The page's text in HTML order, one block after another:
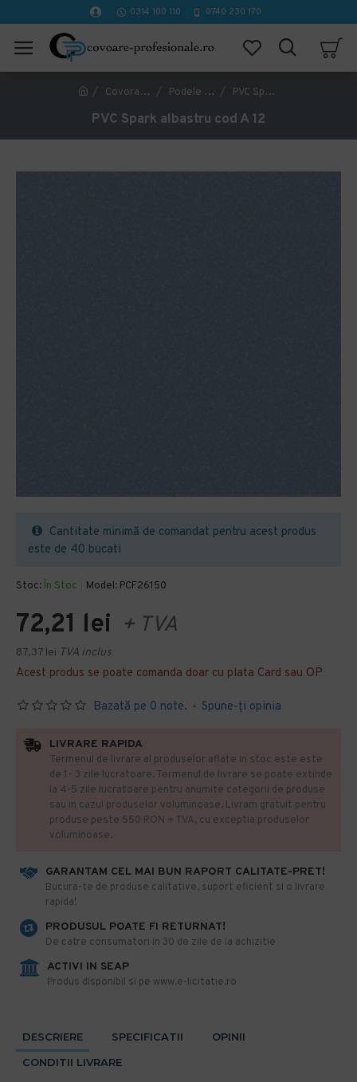
0314 100 110 0740 230 170
Covorase Profesionale Podele PVC, LVT, Linoleum PVC Spark albastru cod A 12
PVC Spark albastru cod A 12
Stoc: În Stoc Model: PCF26150
Bazată pe 0 note. - Spune-ţi opinia
72,21 lei + TVA
87,37 lei TVA inclus
Acest produs se poate comanda doar cu plata Card sau OP
Cantitate minimă de comandat pentru acest produs
este de 40 bucati
GARANTAM CEL MAI BUN RAPORT CALITATE-PRET!
​Bucura-te de produse calitative, suport eficient si o livrare
rapida!
PRODUSUL POATE FI RETURNAT!
De catre consumatori in 30 de zile de la achizitie
ACTIVI IN SEAP
Produs disponibil si pe www.e-licitatie.ro
LIVRARE RAPIDA
Termenul de livrare al produselor aflate in stoc este este
de 1- 3 zile lucratoare. Termenul de livrare se poate extinde
la 4-5 zile lucratoare pentru anumite categorii de produse
sau in cazul produselor voluminoase. Livram gratuit pentru
produse peste 550 RON + TVA, cu exceptia produselor
voluminoase.
DESCRIERE SPECIFICATII
OPINII
CONDITII LIVRARE